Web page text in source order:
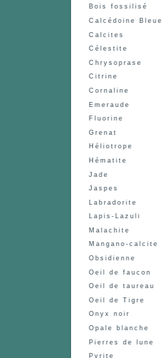
Bois fossilisé
Calcédoine Bleue
Calcites
Célestite
Chrysoprase
Citrine
Cornaline
Emeraude
Fluorine
Grenat
Héliotrope
Hématite
Jade
Jaspes
Labradorite
Lapis-Lazuli
Malachite
Mangano-calcite
Obsidienne
Oeil de faucon
Oeil de taureau
Oeil de Tigre
Onyx noir
Opale blanche
Pierres de lune
Pyrite